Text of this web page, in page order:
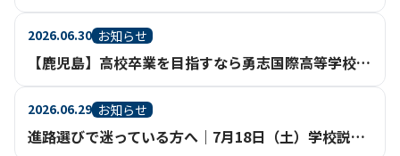
2026.06.30 お知らせ
【鹿児島】高校卒業を目指すなら勇志国際高等学校（通信制高校・不登校相談）
2026.06.29 お知らせ
進路選びで迷っている方へ｜7月18日（土）学校説明会を鹿児島天文館で開催